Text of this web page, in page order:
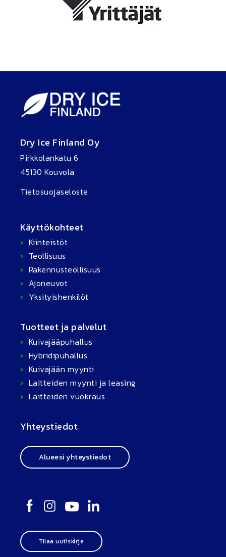
Dry Ice Finland Oy
Pirkkolankatu 6
45130 Kouvola
Tietosuojaseloste
Käyttökohteet
Kiinteistöt
Teollisuus
Rakennusteollisuus
Ajoneuvot
Yksityishenkilöt
Tuotteet ja palvelut
Kuivajääpuhallus
Hybridipuhallus
Kuivajään myynti
Laitteiden myynti ja leasing
Laitteiden vuokraus
Yhteystiedot
Alueesi yhteystiedot
Tilaa uutiskirje